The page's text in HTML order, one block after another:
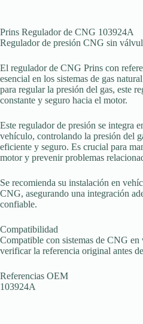
Prins Regulador de CNG 103924A
Regulador de presión CNG sin
El regulador de CNG Prins con
esencial en los sistemas de gas
para regular la presión del gas, este
constante y seguro hacia el motor.
Este regulador de presión se integra
vehículo, controlando la presión del
eficiente y seguro. Es crucial para
motor y prevenir problemas
Se recomienda su instalación en
CNG, asegurando una integración
confiable.
Compatibilidad
Compatible con sistemas de CNG en
verificar la referencia original antes
Referencias OEM
103924A